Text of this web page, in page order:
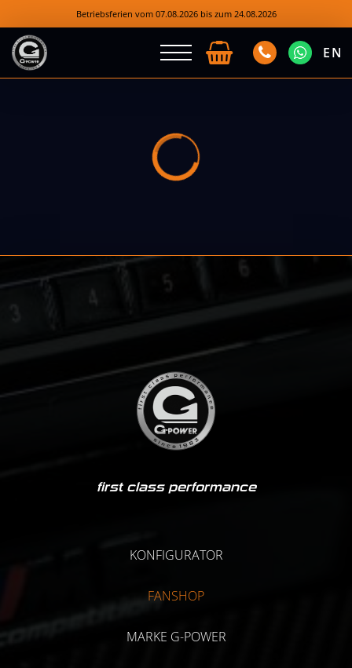
Betriebsferien vom 07.08.2026 bis zum 24.08.2026
EN
first class performance
KONFIGURATOR
FANSHOP
MARKE G-POWER